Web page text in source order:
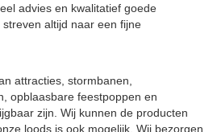
advies en kwalitatief goede
altijd naar een fijne
attracties, stormbanen,
opblaasbare feestpoppen en
zijn. Wij kunnen de producten
loods is ook mogelijk. Wij bezorgen